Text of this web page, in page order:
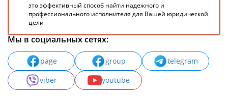
это эффективный способ найти надежного и
профессионального исполнителя для Вашей юридической
цели
Мы в социальных сетях:
page group
telegram
viber
youtube